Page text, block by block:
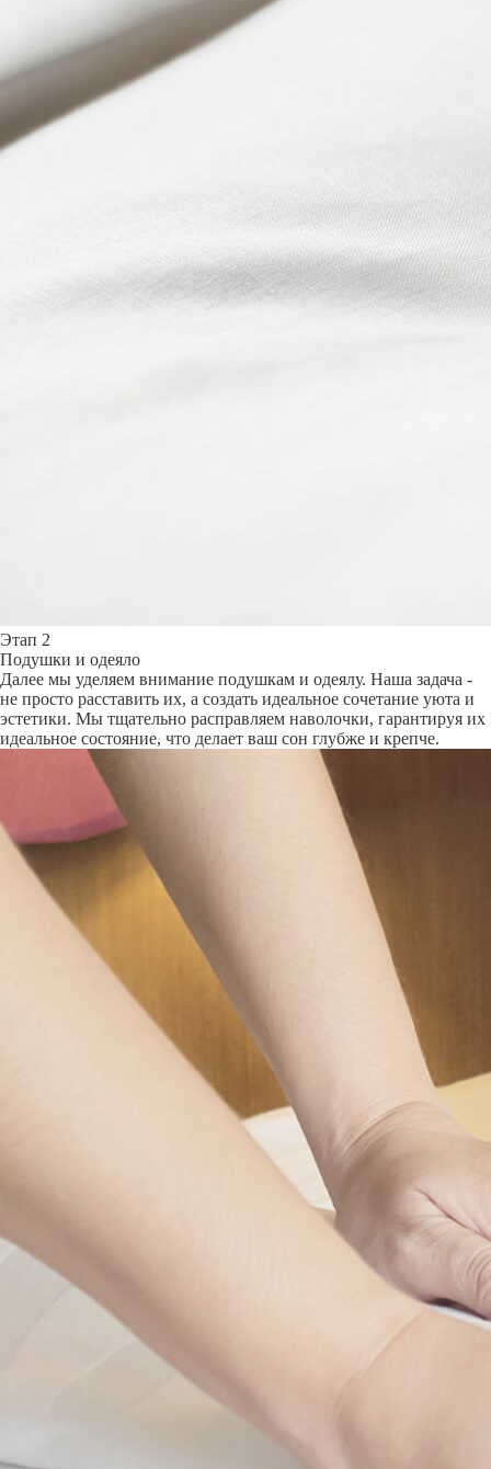
Этап 2
Подушки и одеяло
Далее мы уделяем внимание подушкам и одеялу. Наша задача -
не просто расставить их, а создать идеальное сочетание уюта и
эстетики. Мы тщательно расправляем наволочки, гарантируя их
идеальное состояние, что делает ваш сон глубже и крепче.